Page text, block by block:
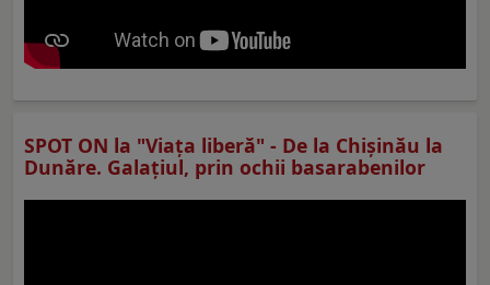
SPOT ON la "Viaţa liberă" - De la Chișinău la
Dunăre. Galațiul, prin ochii basarabenilor